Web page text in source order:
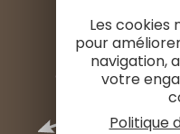
Les cookies
pour
navigation,
votre
Politique